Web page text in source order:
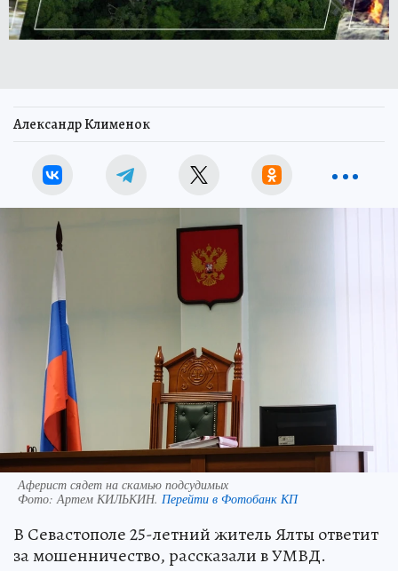
Александр Клименок
Аферист сядет на скамью подсудимых
Фото:Артем КИЛЬКИН. Перейти в Фотобанк КП
В Севастополе 25-летний житель Ялты ответит
за мошенничество, рассказали в УМВД.